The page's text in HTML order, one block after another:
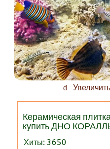
Керамическая
купить ДНО
Хиты: 3650